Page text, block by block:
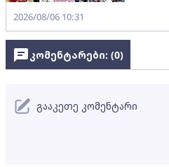
2026/08/06 10:31
კომენტარები: (0)
გააკეთე კომენტარი